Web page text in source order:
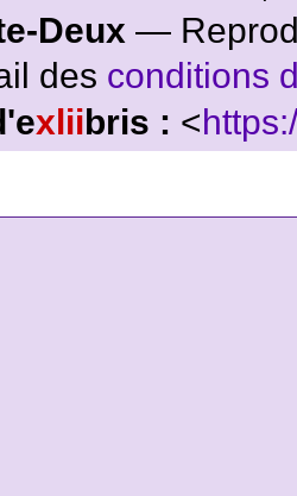
Deux —
des conditions
xliibris : <